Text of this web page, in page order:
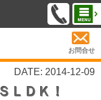
お問合せ
DATE: 2014-12-09
ＬＤＫ！